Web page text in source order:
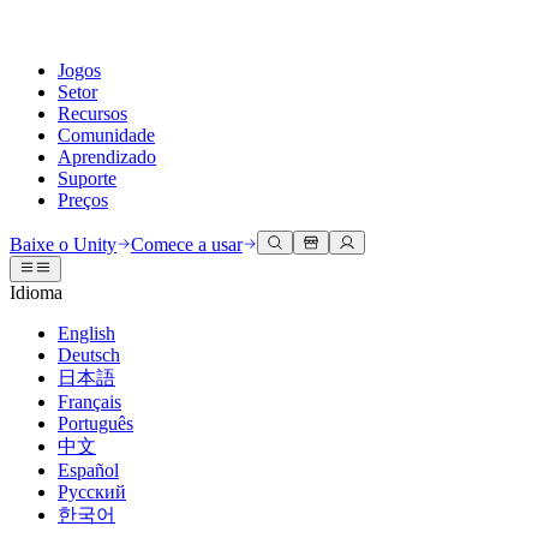
Jogos
Setor
Recursos
Comunidade
Aprendizado
Suporte
Preços
Engine do Unity
Crie jogos 2D e 3D para qualquer plataforma
Colaboração
Colabore e itere rapidamente com sua equipe
Baixe o Unity
Planos e preços
Implante
Multiplataforma
Colaboração 3D
Construa e revise projetos 3D em tempo real
Treinamento imersivo
Treine em ambientes imersivos
Experiências do cliente
Crie experiências interativas em 3D
Setores
Manufatura
Documentação
Ferramentas de desenvolvedor
Versões de lançamento e rastreador de problemas
Roteiro
Revisar recursos futuros
Glossário
Discussões
Eventos
Eventos globais e locais
Histórias da comunidade
Made with Unity
Mostrando criadores do Unity
Unity Learn
Domine habilidades do Unity gratuitamente
Treinamento profissional
Aprimore sua equipe com treinadores do Unity
É iniciante no Unity?
Conceitos básicos
Inicie seu aprendizado
Caminhos Essenciais do Unity
Obter ajuda
Ajudando você a ter sucesso com Unity
Planos de sucesso
Alcance seus objetivos mais rápido com suporte especializado
Perguntas frequentes
Respostas para perguntas comuns
Entre em contato conosco
Conecte-se com nossa equipe
Baixe o Unity Comece a usar
Idioma
English
Deutsch
日本語
Français
Português
中文
Español
Русский
한국어